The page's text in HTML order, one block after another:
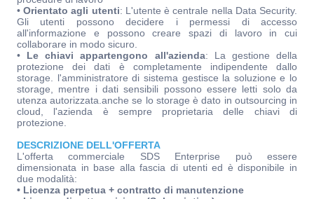
•Orientato agli utenti: L'utente è centrale nella Data Security.
Gli utenti possono decidere i permessi di accesso
all'informazione e possono creare spazi di lavoro in cui
collaborare in modo sicuro.
• Le chiavi appartengono all'azienda: La gestione della
protezione dei dati è completamente indipendente dallo
storage. l'amministratore di sistema gestisce la soluzione e lo
storage, mentre i dati sensibili possono essere letti solo da
utenza autorizzata.anche se lo storage è dato in outsourcing in
cloud, l'azienda è sempre proprietaria delle chiavi di
protezione.
DESCRIZIONE DELL'OFFERTA
L'offerta commerciale SDS Enterprise può essere
dimensionata in base alla fascia di utenti ed è disponibile in
due modalità:
• Licenza perpetua + contratto di manutenzione